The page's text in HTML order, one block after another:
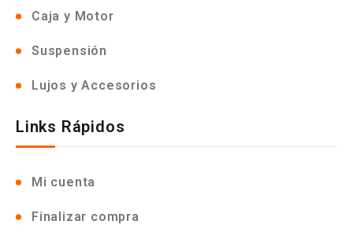
Caja y Motor
Suspensión
Lujos y Accesorios
Links Rápidos
Mi cuenta
Finalizar compra